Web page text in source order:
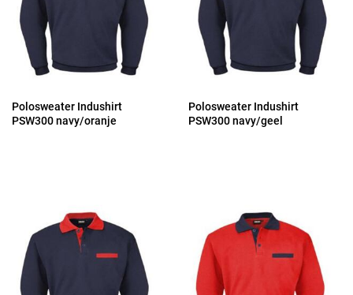
Polosweater Indushirt
PSW300 navy/oranje
Polosweater Indushirt
PSW300 navy/geel